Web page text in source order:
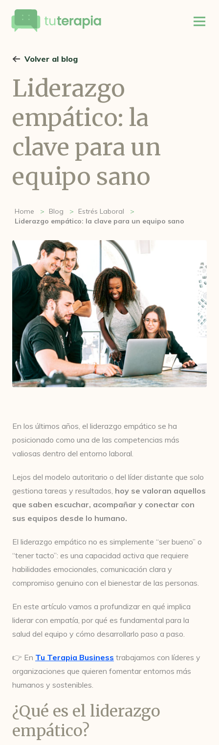
Volver al blog
Liderazgo
empático: la
clave para un
equipo sano
Home Blog
Estrés Laboral
Liderazgo empático: la clave para un equipo sano
En los últimos años, el liderazgo empático se ha
posicionado como una de las competencias más
valiosas dentro del entorno laboral.
Lejos del modelo autoritario o del líder distante que solo
gestiona tareas y resultados, hoy se valoran aquellos
que saben escuchar, acompañar y conectar con
sus equipos desde lo humano.
El liderazgo empático no es simplemente “ser bueno” o
“tener tacto”: es una capacidad activa que requiere
habilidades emocionales, comunicación clara y
compromiso genuino con el bienestar de las personas.
En este artículo vamos a profundizar en qué implica
liderar con empatía, por qué es fundamental para la
salud del equipo y cómo desarrollarlo paso a paso.
👉 En Tu Terapia Business trabajamos con líderes y
organizaciones que quieren fomentar entornos más
humanos y sostenibles.
¿Qué es el liderazgo
empático?